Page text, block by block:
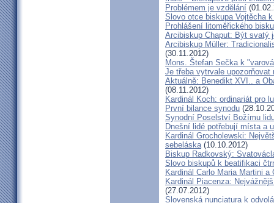
Problémem je vzdělání
Slovo otce biskupa Vojtěcha
Prohlášení litoměřického
Arcibiskup Chaput: Být svatý
Arcibiskup Müller:
(30.11.2012)
Mons. Štefan Sečka k
Je třeba vytrvale
Aktuálně: Benedikt XVI.. a
(08.11.2012)
Kardinál Koch: ordinariát pro
První bilance synodu
Synodní Poselství Božímu
Dnešní lidé potřebují místa a
Kardinál Grocholewski:
sebeláska(10.10.2012)
Biskup Radkovský:
Slovo biskupů k beatifikaci
Kardinál Carlo Maria Martini
Kardinál Piacenza:
(27.07.2012)
Slovenská nunciatura k